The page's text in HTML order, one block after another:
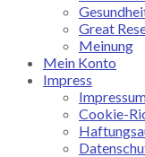
Great
Meinung
Mein Konto
Impress
Cookie-